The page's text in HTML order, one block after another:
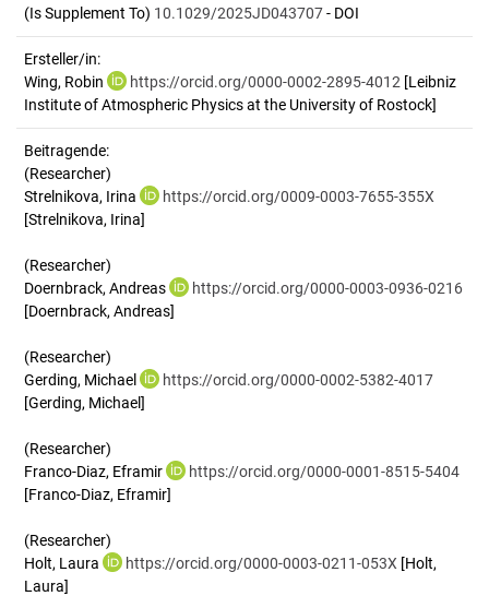
(Is Supplement To) 10.1029/2025JD043707- DOI
Ersteller/in:
Wing, Robin
https://orcid.org/0000-0002-2895-4012 [Leibniz
Institute of Atmospheric Physics at the University of Rostock]
Beitragende:
(Researcher)
Strelnikova, Irina
https://orcid.org/0009-0003-7655-355X
[Strelnikova, Irina]
(Researcher)
Doernbrack, Andreas
https://orcid.org/0000-0003-0936-0216
[Doernbrack, Andreas]
(Researcher)
Gerding, Michael
https://orcid.org/0000-0002-5382-4017
[Gerding, Michael]
(Researcher)
Franco-Diaz, Eframir
https://orcid.org/0000-0001-8515-5404
[Franco-Diaz, Eframir]
(Researcher)
Holt, Laura
https://orcid.org/0000-0003-0211-053X [Holt,
Laura]